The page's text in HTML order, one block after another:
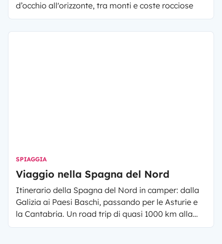
d’occhio all'orizzonte, tra monti e coste rocciose
SPIAGGIA
Viaggio nella Spagna del Nord
Itinerario della Spagna del Nord in camper: dalla
Galizia ai Paesi Baschi, passando per le Asturie e
la Cantabria. Un road trip di quasi 1000 km alla
scoperta delle tradizioni storiche, culturali e